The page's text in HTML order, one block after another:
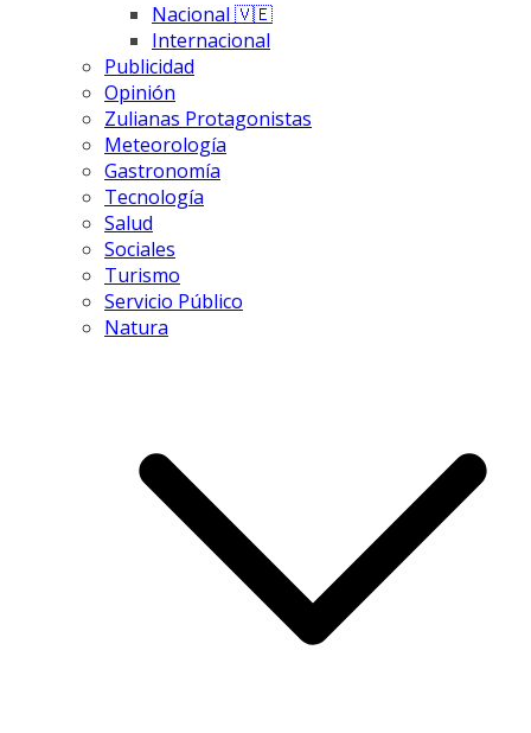
Nacional 🇻🇪
Internacional
Publicidad
Opinión
Zulianas Protagonistas
Meteorología
Gastronomía
Tecnología
Salud
Sociales
Turismo
Servicio Público
Natura